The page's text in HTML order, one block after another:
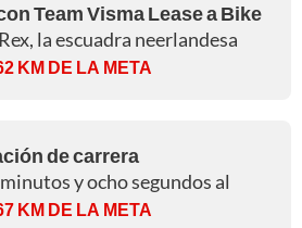
Team Visma Lease a Bike
la escuadra neerlandesa
KM DE LA META
de carrera
y ocho segundos al
KM DE LA META